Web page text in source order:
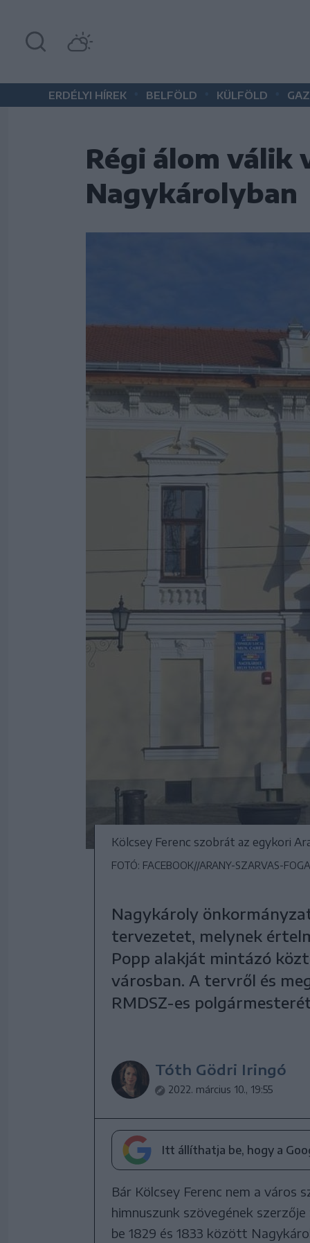
ERDÉLYI HÍREK BELFÖLD KÜLFÖLD
Régi álom válik
Nagykárolyban
Kölcsey Ferenc szobrát az egykori
FOTÓ: FACEBOOK//ARANY-SZARVAS-
Nagykároly
tervezetet, melynek
Popp alakját mintázó
városban. A tervről és
RMDSZ-es
Tóth Gödri Iringó
2022. március 10., 19:55
Itt állíthatja be, hogy a
Bár Kölcsey Ferenc nem a város
himnuszunk szövegének
be 1829 és 1833 között